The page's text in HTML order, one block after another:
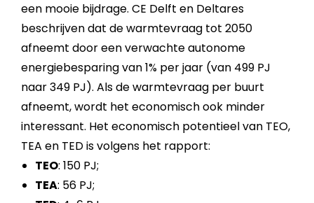
een mooie bijdrage. CE Delft en Deltares
beschrijven dat de warmte­vraag tot 2050
afneemt door een verwachte autonome
energie­besparing van 1% per jaar (van 499 PJ
naar 349 PJ). Als de warmte­vraag per buurt
afneemt, wordt het economisch ook minder
interessant. Het economisch potentieel van TEO,
TEA en TED is volgens het rapport:
TEO: 150 PJ;
TEA: 56 PJ;